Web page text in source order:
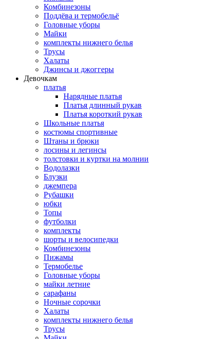
Комбинезоны
Поддёва и термобельё
Головные уборы
Майки
комплекты нижнего белья
Трусы
Халаты
Джинсы и джоггеры
Девочкам
платья
Нарядные платья
Платья длинный рукав
Платья короткий рукав
Школьные платья
костюмы спортивные
Штаны и брюки
лосины и легинсы
толстовки и куртки на молнии
Водолазки
Блузки
джемпера
Рубашки
юбки
Топы
футболки
комплекты
шорты и велосипедки
Комбинезоны
Пижамы
Термобелье
Головные уборы
майки летние
сарафаны
Ночные сорочки
Халаты
комплекты нижнего белья
Трусы